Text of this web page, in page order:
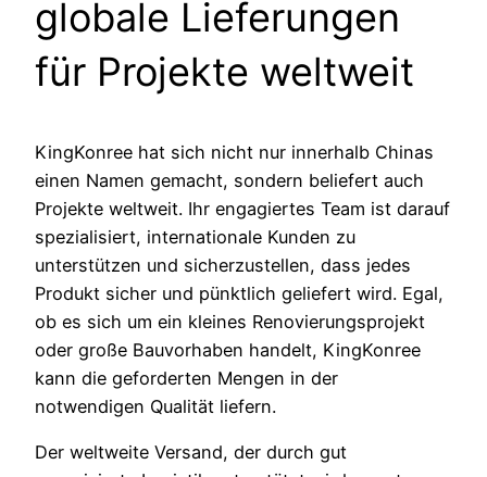
globale Lieferungen
für Projekte weltweit
KingKonree hat sich nicht nur innerhalb Chinas
einen Namen gemacht, sondern beliefert auch
Projekte weltweit. Ihr engagiertes Team ist darauf
spezialisiert, internationale Kunden zu
unterstützen und sicherzustellen, dass jedes
Produkt sicher und pünktlich geliefert wird. Egal,
ob es sich um ein kleines Renovierungsprojekt
oder große Bauvorhaben handelt, KingKonree
kann die geforderten Mengen in der
notwendigen Qualität liefern.
Der weltweite Versand, der durch gut